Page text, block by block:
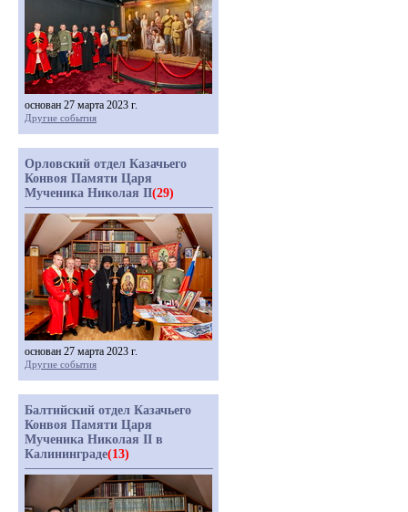
основан 27 марта 2023 г.
Другие события
Орловский отдел Казачьего
Конвоя Памяти Царя
Мученика Николая II(29)
основан 27 марта 2023 г.
Другие события
Балтийский отдел Казачьего
Конвоя Памяти Царя
Мученика Николая II в
Калининграде(13)